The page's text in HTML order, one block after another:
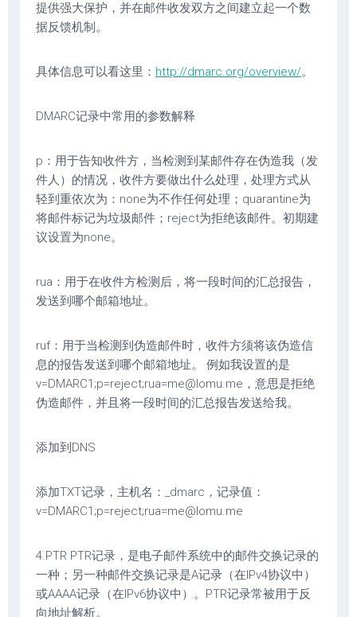
提供强大保护，并在邮件收发双方之间建立起一个数
据反馈机制。
具体信息可以看这里： http://dmarc.org/overview/。
DMARC记录中常用的参数解释
p：用于告知收件方，当检测到某邮件存在伪造我（发
件人）的情况，收件方要做出什么处理，处理方式从
轻到重依次为：none为不作任何处理；quarantine为
将邮件标记为垃圾邮件；reject为拒绝该邮件。初期建
议设置为none。
rua：用于在收件方检测后，将一段时间的汇总报告，
发送到哪个邮箱地址。
ruf：用于当检测到伪造邮件时，收件方须将该伪造信
息的报告发送到哪个邮箱地址。 例如我设置的是
v=DMARC1;p=reject;rua=me@lomu.me，意思是拒绝
伪造邮件，并且将一段时间的汇总报告发送给我。
添加到DNS
添加TXT记录，主机名：_dmarc，记录值：
v=DMARC1;p=reject;rua=me@lomu.me
4.PTR PTR记录，是电子邮件系统中的邮件交换记录的
一种；另一种邮件交换记录是A记录（在IPv4协议中）
或AAAA记录（在IPv6协议中）。PTR记录常被用于反
向地址解析。